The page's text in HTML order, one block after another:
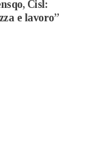
Cisl:
e lavoro”